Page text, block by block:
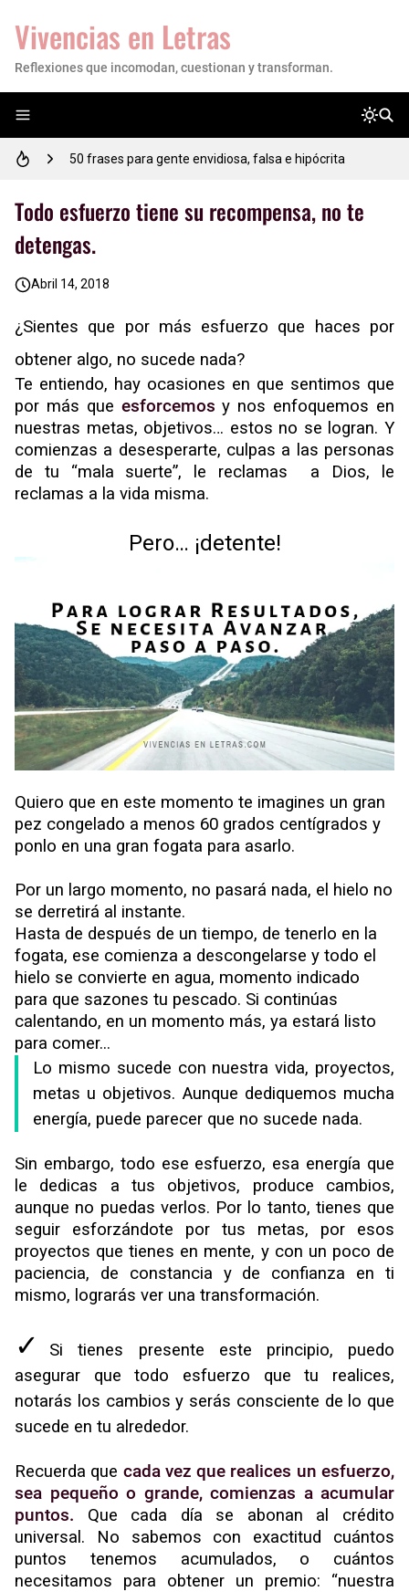
Vivencias en Letras
Reflexiones que incomodan, cuestionan y transforman.
Empoderando tu Camino: 17 Reflexiones de Motivación para Estudiantes
50 frases para gente envidiosa, falsa e hipócrita
53 FRASES sabias importantes para reflexionar tu vida
✎Reflexión para un estudiante✍
Descubre qué tipo de inteligencia tienes. #TEST #INFOGRAFÍA
Hazlo en 7 pasos: Autoanálisis ¿Cómo se hace?
Todo esfuerzo tiene su recompensa, no te
detengas.
Abril 14, 2018
¿Sientes que por más esfuerzo que haces por
obtener algo, no sucede nada?
Te entiendo, hay ocasiones en que sentimos que
por más que esforcemos y nos enfoquemos en
nuestras metas, objetivos… estos no se logran. Y
comienzas a desesperarte, culpas a las personas
de tu “mala suerte”, le reclamas a Dios, le
reclamas a la vida misma.
Pero… ¡detente!
Quiero que en este momento te imagines un gran
pez congelado a menos 60 grados centígrados y
ponlo en una gran fogata para asarlo.
Por un largo momento, no pasará nada, el hielo no
se derretirá al instante.
Hasta de después de un tiempo, de tenerlo en la
fogata, ese comienza a descongelarse y todo el
hielo se convierte en agua, momento indicado
para que sazones tu pescado. Si continúas
calentando, en un momento más, ya estará listo
para comer...
Lo mismo sucede con nuestra vida, proyectos,
metas u objetivos. Aunque dediquemos mucha
energía, puede parecer que no sucede nada.
Sin embargo, todo ese esfuerzo, esa energía que
le dedicas a tus objetivos, produce cambios,
aunque no puedas verlos. Por lo tanto, tienes que
seguir esforzándote por tus metas, por esos
proyectos que tienes en mente, y con un poco de
paciencia, de constancia y de confianza en ti
mismo, lograrás ver una transformación.
✓
Si tienes presente este principio, puedo
asegurar que todo esfuerzo que tu realices,
notarás los cambios y serás consciente de lo que
sucede en tu alrededor.
Recuerda que cada vez que realices un esfuerzo,
sea pequeño o grande, comienzas a acumular
puntos. Que cada día se abonan al crédito
universal. No sabemos con exactitud cuántos
puntos tenemos acumulados, o cuántos
necesitamos para obtener un premio: “nuestra